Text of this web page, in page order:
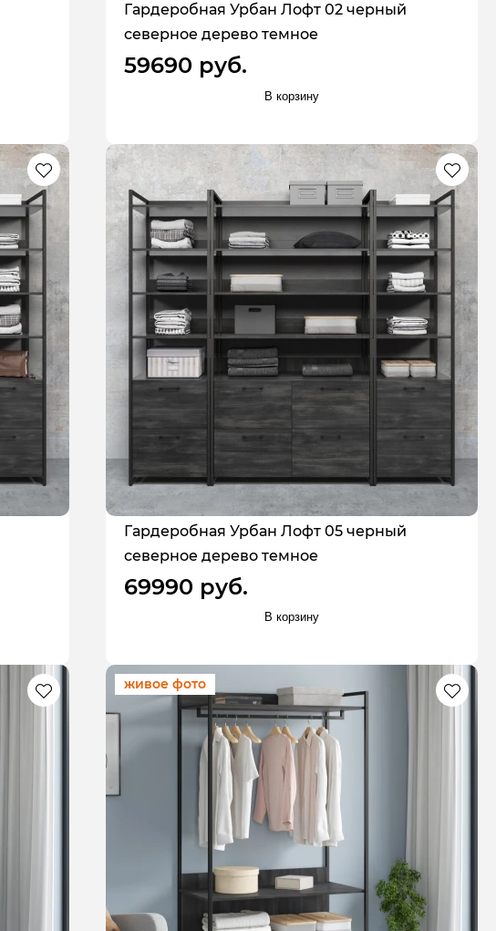
Гардеробная Урбан Лофт 02 черный
северное дерево темное
59690 руб.
В корзину
Гардеробная Урбан Лофт 05 черный
северное дерево темное
69990 руб.
В корзину
живое фото